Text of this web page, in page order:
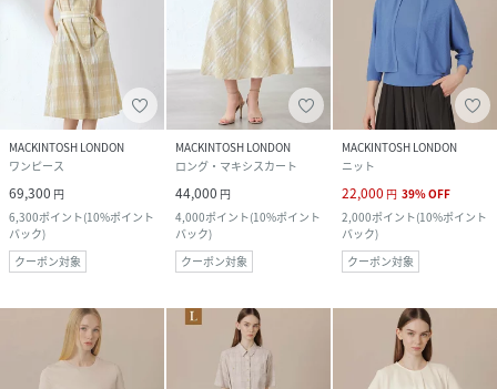
MACKINTOSH LONDON
ワンピース
69,300 円
6,300ポイント(10%ポイント
バック)
クーポン対象
MACKINTOSH LONDON
ロング・マキシスカート
44,000 円
4,000ポイント(10%ポイント
バック)
クーポン対象
MACKINTOSH LONDON
ニット
22,000 円 39%OFF
2,000ポイント(10%ポイント
バック)
クーポン対象